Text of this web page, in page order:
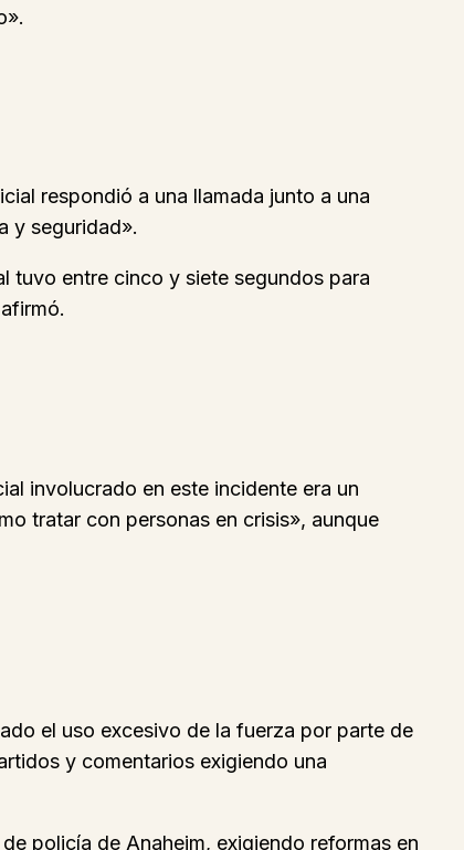
respondió a una llamada junto a una
y seguridad».
tuvo entre cinco y siete segundos para
involucrado en este incidente era un
tratar con personas en crisis», aunque
el uso excesivo de la fuerza por parte de
y comentarios exigiendo una
policía de Anaheim, exigiendo reformas en